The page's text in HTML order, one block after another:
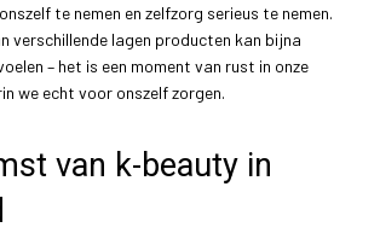
te nemen en zelfzorg serieus te nemen.
verschillende lagen producten kan bijna
– het is een moment van rust in onze
we echt voor onszelf zorgen.
van k-beauty in